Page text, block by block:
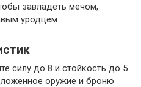
завладеть мечом,
уродцем.
силу до 8 и стойкость до 5
оружие и броню